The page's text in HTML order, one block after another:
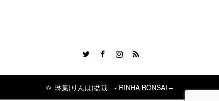
© 琳葉(りんは)盆栽 - RINHA BONSAI –